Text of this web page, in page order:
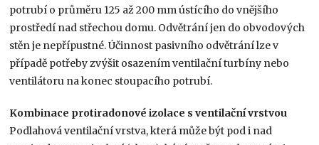
potrubí o průměru 125 až 200 mm ústícího do vnějšího
prostředí nad střechou domu. Odvětrání jen do obvodových
stěn je nepřípustné. Účinnost pasivního odvětrání lze v
případě potřeby zvýšit osazením ventilační turbíny nebo
ventilátoru na konec stoupacího potrubí.
Kombinace protiradonové izolace s ventilační vrstvou
Podlahová ventilační vrstva, která může být pod i nad